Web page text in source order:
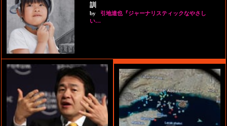
訓
by
引地達也『ジャーナリスティックなやさし
い…